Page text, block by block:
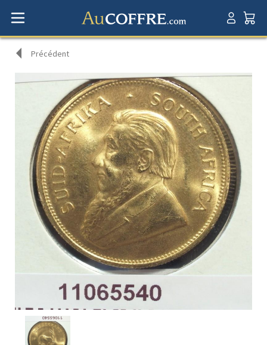
Précédent
Avers
produit